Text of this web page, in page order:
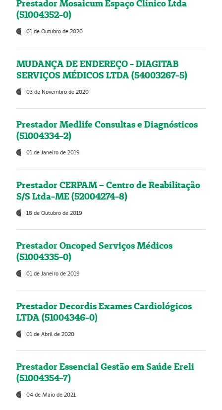
Prestador Mosaicum Espaço Clínico Ltda
(51004352-0)
01 de Outubro de 2020
MUDANÇA DE ENDEREÇO - DIAGITAB
SERVIÇOS MÉDICOS LTDA (54003267-5)
03 de Novembro de 2020
Prestador Medlife Consultas e Diagnósticos
(51004334-2)
01 de Janeiro de 2019
Prestador CERPAM – Centro de Reabilitação
S/S Ltda-ME (52004274-8)
18 de Outubro de 2019
Prestador Oncoped Serviços Médicos
(51004335-0)
01 de Janeiro de 2019
Prestador Decordis Exames Cardiológicos
LTDA (51004346-0)
01 de Abril de 2020
Prestador Essencial Gestão em Saúde Ereli
(51004354-7)
04 de Maio de 2021